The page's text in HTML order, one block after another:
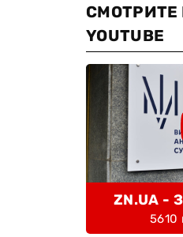
СМОТРИТЕ
YOUTUBE
ZN.UA -
5610